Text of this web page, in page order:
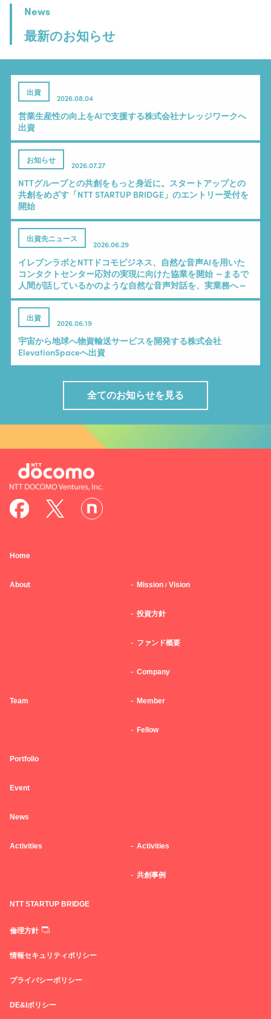
News
最新のお知らせ
出資
2026.08.04
営業生産性の向上をAIで支援する株式会社ナレッジワークへ
出資
お知らせ
2026.07.27
NTTグループとの共創をもっと身近に。スタートアップとの
共創をめざす「NTT STARTUP BRIDGE」のエントリー受付を
開始
出資先ニュース
2026.06.29
イレブンラボとNTTドコモビジネス、自然な音声AIを用いた
コンタクトセンター応対の実現に向けた協業を開始 ～まるで
人間が話しているかのような自然な音声対話を、実業務へ～
出資
2026.06.19
宇宙から地球へ物資輸送サービスを開発する株式会社
ElevationSpaceへ出資
全てのお知らせを見る
Home
About Mission / Vision
投資方針
ファンド概要
Company
Team Member
Fellow
Portfolio
Event
News
Activities Activities
共創事例
NTT STARTUP BRIDGE
倫理方針
情報セキュリティポリシー
プライバシーポリシー
DE&Iポリシー